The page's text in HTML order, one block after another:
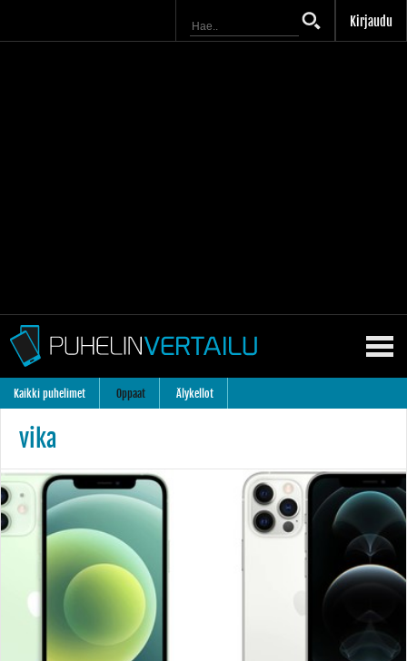
Kirjaudu
Kaikki puhelimet Oppaat Älykellot
vika